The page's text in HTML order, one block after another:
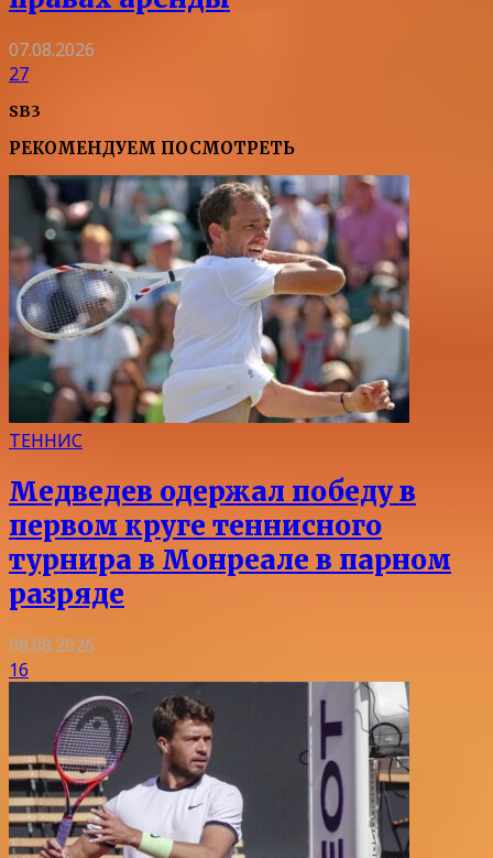
07.08.2026
27
SB3
РЕКОМЕНДУЕМ ПОСМОТРЕТЬ
ТЕННИС
Медведев одержал победу в
первом круге теннисного
турнира в Монреале в парном
разряде
08.08.2026
16